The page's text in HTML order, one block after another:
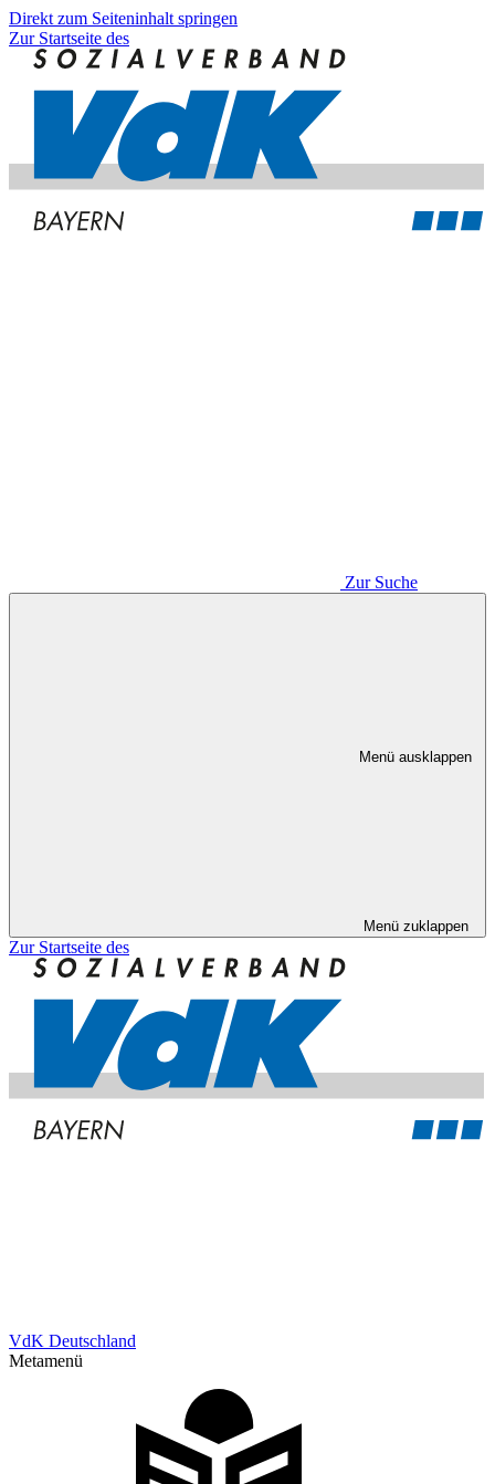
Direkt zum Seiteninhalt springen
Zur Startseite des
Zur Suche
Menü ausklappen
Menü zuklappen
Zur Startseite des
VdK Deutschland
Metamenü